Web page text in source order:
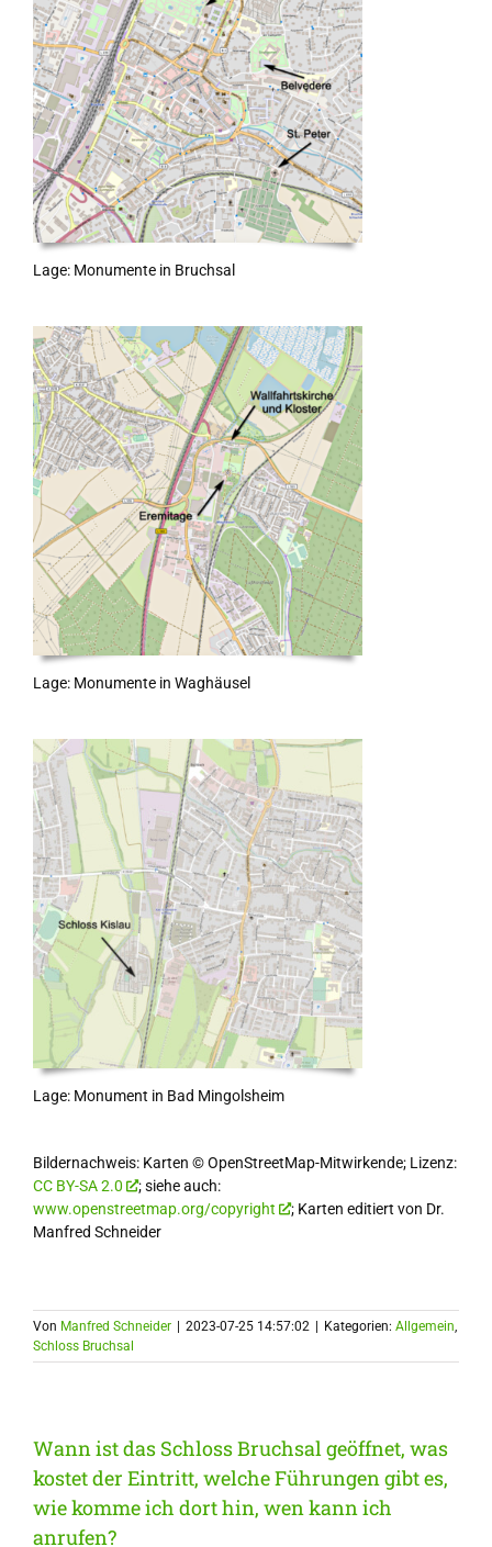
Lage: Monumente in Bruchsal
Lage: Monumente in Waghäusel
Lage: Monument in Bad Mingolsheim
Bildernachweis: Karten © OpenStreetMap-Mitwirkende; Lizenz:
CC BY-SA 2.0
; siehe auch:
www.openstreetmap.org/copyright
; Karten editiert von Dr.
Manfred Schneider
Von Manfred Schneider 2023-07-25 14:57:02 Kategorien: Allgemein,
Schloss Bruchsal
Wann ist das Schloss Bruchsal geöffnet, was
kostet der Eintritt, welche Führungen gibt es,
wie komme ich dort hin, wen kann ich
anrufen?